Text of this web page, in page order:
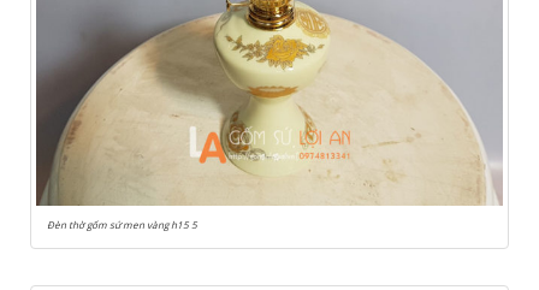
Đèn thờ gốm sứ men vàng h15 5